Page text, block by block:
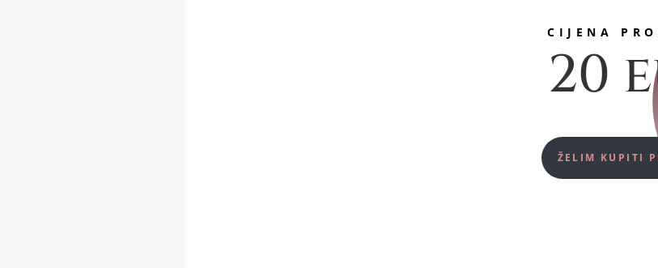
CIJENA
20
ŽELIM KUPITI